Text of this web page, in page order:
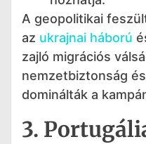
A geopolitikai
az ukrajnai háború
zajló migrációs
nemzetbiztonság
dominálták a
3.